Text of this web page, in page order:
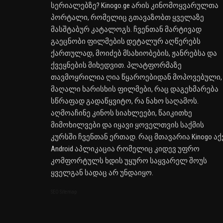
სერიალებზე? Kinogo.ge არის კინომოყვარულთა
პორტალი, რომელიც გთავაზობთ ყველაზე
მასშტაბურ კატალოგს. ჩვენთან მარტივად
გაეცნობი ფილმების დეტალურ აღწერებს
ქართულად, მოიძებ მსახიობების, ჟანრებსა და
ქვეყნების მიხედვით. პლატფორმაზე
თავმოყრილია ღია წყაროებიდან მოპოვებული,
მაღალი ხარისხის ფილმები, რაც დაგეხმარება
სწრაფად გადაწყვიტო, რა ნახო საღამოს.
აღმოაჩინე კინოს სიახლეები, წაიკითხე
მიმოხილვები და იყავი ყოველთვის საქმის
კურსში ჩვენთან ერთად. რაც მთავარია Kinogo
Android აპლიკაცია რომელიც კიდევ უფრო
კომფორტულს ხდის უყურო საყვარელ შოუს
ყველგან სადაც არ უნდაიყო.